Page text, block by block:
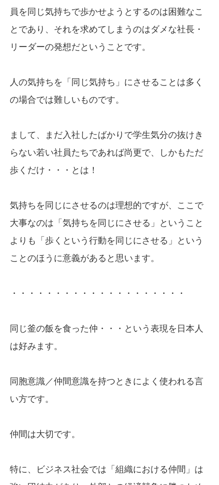
員を同じ気持ちで歩かせようとするのは困難なこ
とであり、それを求めてしまうのはダメな社長・
リーダーの発想だということです。
人の気持ちを「同じ気持ち」にさせることは多く
の場合では難しいものです。
まして、まだ入社したばかりで学生気分の抜けき
らない若い社員たちであれば尚更で、しかもただ
歩くだけ・・・とは！
気持ちを同じにさせるのは理想的ですが、ここで
大事なのは「気持ちを同じにさせる」ということ
よりも「歩くという行動を同じにさせる」という
ことのほうに意義があると思います。
・・・・・・・・・・・・・・・・・・・・
同じ釜の飯を食った仲・・・という表現を日本人
は好みます。
同胞意識／仲間意識を持つときによく使われる言
い方です。
仲間は大切です。
特に、ビジネス社会では「組織における仲間」は